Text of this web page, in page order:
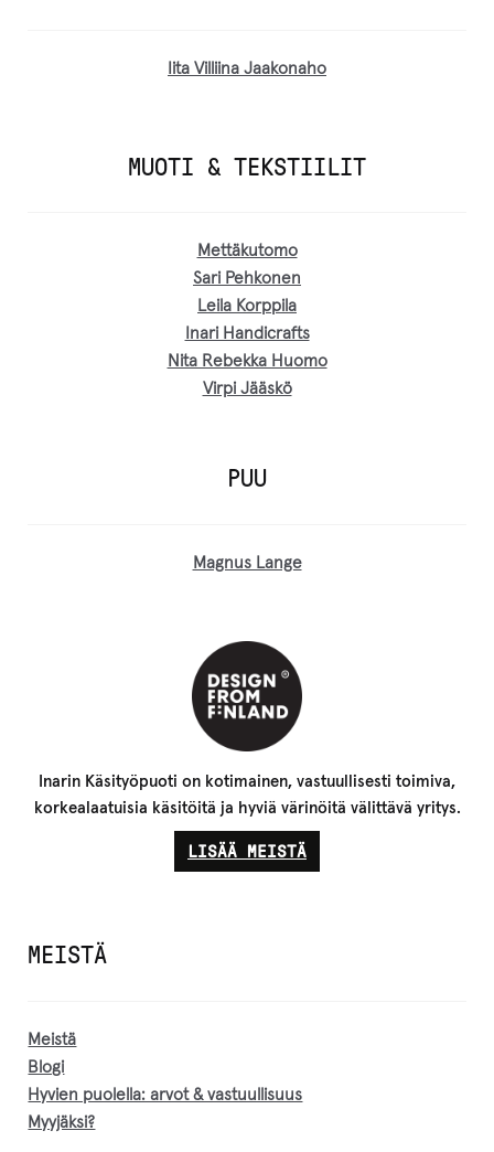
Iita Villiina Jaakonaho
MUOTI & TEKSTIILIT
Mettäkutomo
Sari Pehkonen
Leila Korppila
Inari Handicrafts
Nita Rebekka Huomo
Virpi Jääskö
PUU
Magnus Lange
Inarin Käsityöpuoti on kotimainen, vastuullisesti toimiva,
korkealaatuisia käsitöitä ja hyviä värinöitä välittävä yritys.
LISÄÄ MEISTÄ
MEISTÄ
Meistä
Blogi
Hyvien puolella: arvot & vastuullisuus
Myyjäksi?